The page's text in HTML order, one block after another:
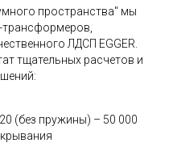
пространства" мы
ЛДСП EGGER.
тщательных расчетов и
(без пружины) – 50 000